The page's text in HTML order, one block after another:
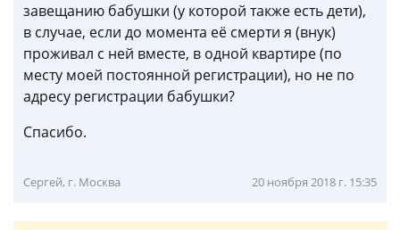
завещанию бабушки (у которой также есть дети),
в случае, если до момента её смерти я (внук)
проживал с ней вместе, в одной квартире (по
месту моей постоянной регистрации), но не по
адресу регистрации бабушки?
Спасибо.
Сергей, г. Москва 20 ноября 2018 г. 15:35